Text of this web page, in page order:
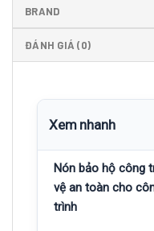
BRAND
ĐÁNH GIÁ (0)
Xem nhanh
Nón bảo hộ công
vệ an toàn cho
trình